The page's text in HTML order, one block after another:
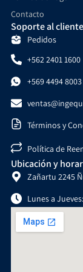
Contacto
Soporte al cliente
Pedidos
+562 2401 1600
+569 4494 8003
Términos y
Política de
Ubicación y
Zañartu 2245
Lunes a